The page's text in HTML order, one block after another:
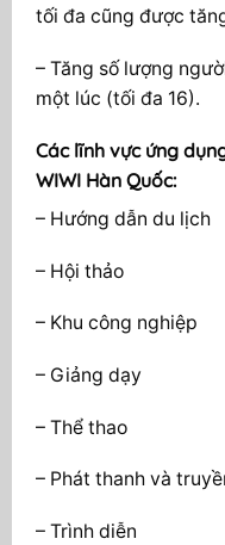
tối đa cũng được
– Tăng số lượng
một lúc (tối đa 16).
Các lĩnh vực ứng
WIWI Hàn Quốc:
– Hướng dẫn du lịch
– Hội thảo
– Khu công nghiệp
– Giảng dạy
– Thể thao
– Phát thanh và
– Trình diễn